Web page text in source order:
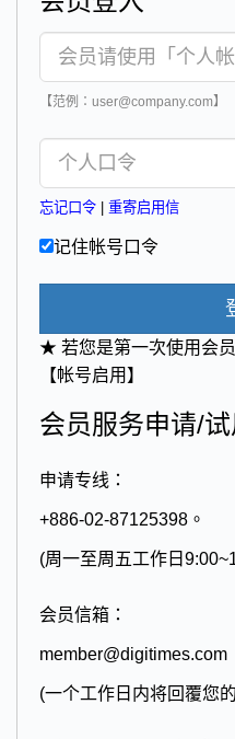
【范例：user@company.com】
忘记口令 重寄启用信
记住帐号口令
★ 若您是第一次使用会
【帐号启用】
会员服务申请/试
申请专线：
+886-02-87125398。
(周一至周五工作日
会员信箱：
member@digitimes.com
(一个工作日内将回覆您